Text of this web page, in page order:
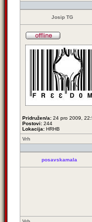
Josip TG
Pridružen/a: 24 pro 2009,
Postovi: 244
Lokacija: HRHB
Vrh
posavskamala